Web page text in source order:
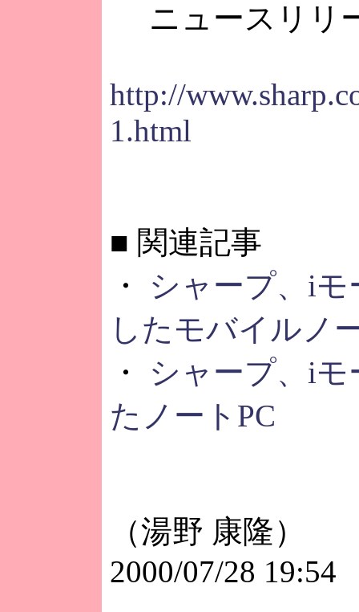
ニュースリリ
http://
1.html
■ 関連記事
・ シャープ、i
したモバイルノ
・ シャープ、i
たノートPC
（湯野 康隆）
2000/07/28 19:54